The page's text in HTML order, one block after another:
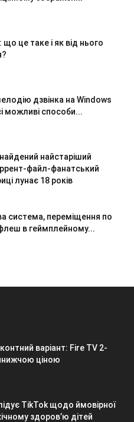
що це таке і як від нього
дзвінка на Windows
можливі способи...
найстаріший
файл-фанатський
лунає 18 років
система, переміщення по
флеш в геймплейному...
варіант: Fire TV 2-
ціною
TikTok щодо ймовірної
здоров’ю дітей